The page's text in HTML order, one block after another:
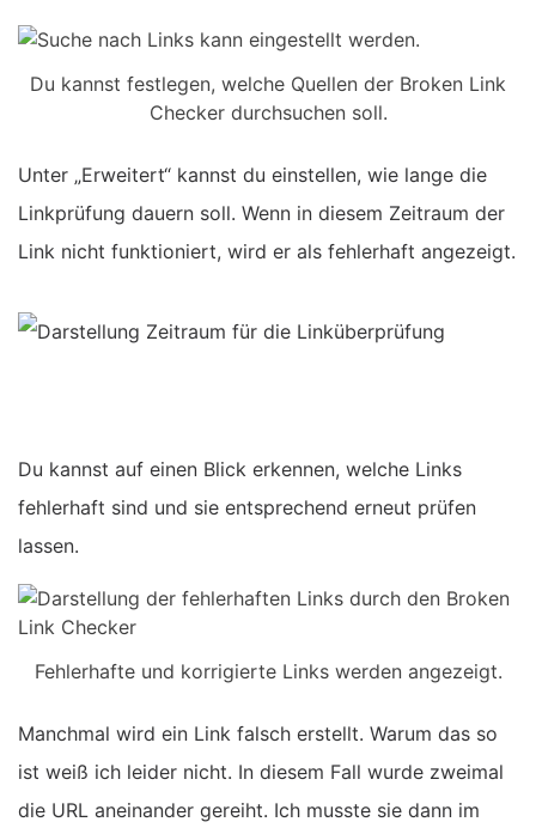
Du kannst festlegen, welche Quellen der Broken Link
Checker durchsuchen soll.
Unter „Erweitert“ kannst du einstellen, wie lange die
Linkprüfung dauern soll. Wenn in diesem Zeitraum der
Link nicht funktioniert, wird er als fehlerhaft angezeigt.
Du kannst auf einen Blick erkennen, welche Links
fehlerhaft sind und sie entsprechend erneut prüfen
lassen.
Fehlerhafte und korrigierte Links werden angezeigt.
Manchmal wird ein Link falsch erstellt. Warum das so
ist weiß ich leider nicht. In diesem Fall wurde zweimal
die URL aneinander gereiht. Ich musste sie dann im